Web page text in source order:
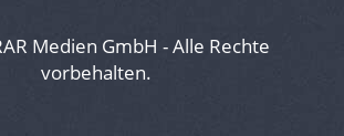
Medien GmbH - Alle Rechte
vorbehalten.